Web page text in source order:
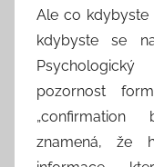
Ale co kdybyste
kdybyste se
pozornost
„confirmation
znamená, že